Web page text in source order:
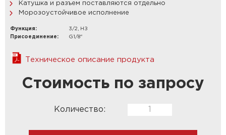
Катушка и разъем поставляются отдельно
Морозоустойчивое исполнение
Функция:
3/2, НЗ
Присоединение:
G1/8"
Техническое описание продукта
Стоимость по запросу
Количество: